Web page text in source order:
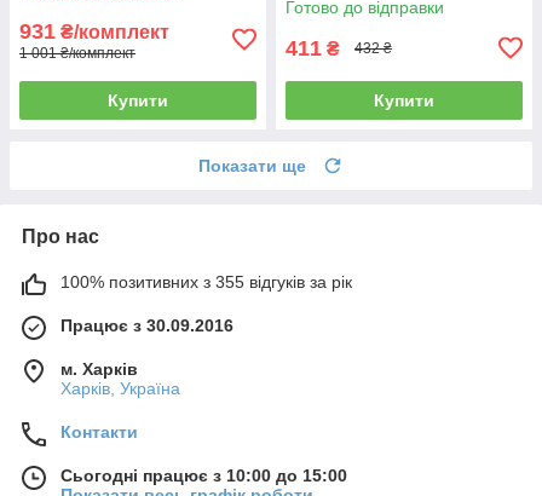
931 ₴/комплект
1 001 ₴/комплект
Купити
Готово до відправки
411 ₴ 432 ₴
Купити
Показати ще
Про нас
100% позитивних з 355 відгуків за рік
Працює з 30.09.2016
м. Харків
Харків, Україна
Контакти
Сьогодні працює з 10:00 до 15:00